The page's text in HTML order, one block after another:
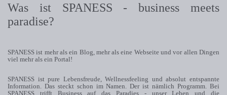
Was ist SPANESS - business meets
paradise?
SPANESS ist mehr als ein Blog, mehr als eine Webseite und vor allen Dingen
viel mehr als ein Portal!
SPANESS ist pure Lebensfreude, Wellnessfeeling und absolut entspannte
Information. Das steckt schon im Namen. Der ist nämlich Programm. Bei
SPANESS trifft Business auf das Paradies - unser Leben und die